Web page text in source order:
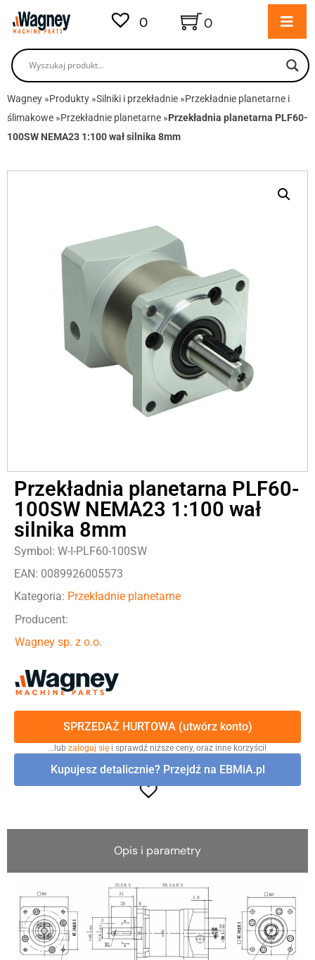
0 0
Wagney »Produkty »Silniki i przekładnie »Przekładnie planetarne i
ślimakowe »Przekładnie planetarne »Przekładnia planetarna PLF60-
100SW NEMA23 1:100 wał silnika 8mm
Przekładnia planetarna PLF60-
100SW NEMA23 1:100 wał
silnika 8mm
Symbol: W-I-PLF60-100SW
EAN: 0089926005573
Kategoria: Przekładnie planetarne
Producent:
Wagney sp. z o.o.
SPRZEDAŻ HURTOWA (utwórz konto)
…lub zaloguj się i sprawdź niższe ceny, oraz inne korzyści!
Kupujesz detalicznie? Przejdź na EBMiA.pl
Opis i parametry